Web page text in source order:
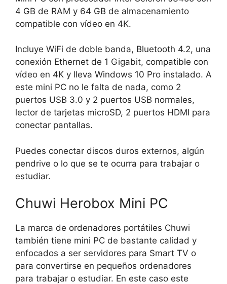
4 GB de RAM y 64 GB de almacenamiento
compatible con vídeo en 4K.
Incluye WiFi de doble banda, Bluetooth 4.2, una
conexión Ethernet de 1 Gigabit, compatible con
vídeo en 4K y lleva Windows 10 Pro instalado. A
este mini PC no le falta de nada, como 2
puertos USB 3.0 y 2 puertos USB normales,
lector de tarjetas microSD, 2 puertos HDMI para
conectar pantallas.
Puedes conectar discos duros externos, algún
pendrive o lo que se te ocurra para trabajar o
estudiar.
Chuwi Herobox Mini PC
La marca de ordenadores portátiles Chuwi
también tiene mini PC de bastante calidad y
enfocados a ser servidores para Smart TV o
para convertirse en pequeños ordenadores
para trabajar o estudiar. En este caso este